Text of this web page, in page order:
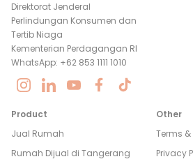
Direktorat Jenderal
Perlindungan Konsumen dan
Tertib Niaga
Kementerian Perdagangan RI
WhatsApp: +62 853 1111 1010
Product
Jual Rumah
Rumah Dijual di Tangerang
Other
Terms
Privacy